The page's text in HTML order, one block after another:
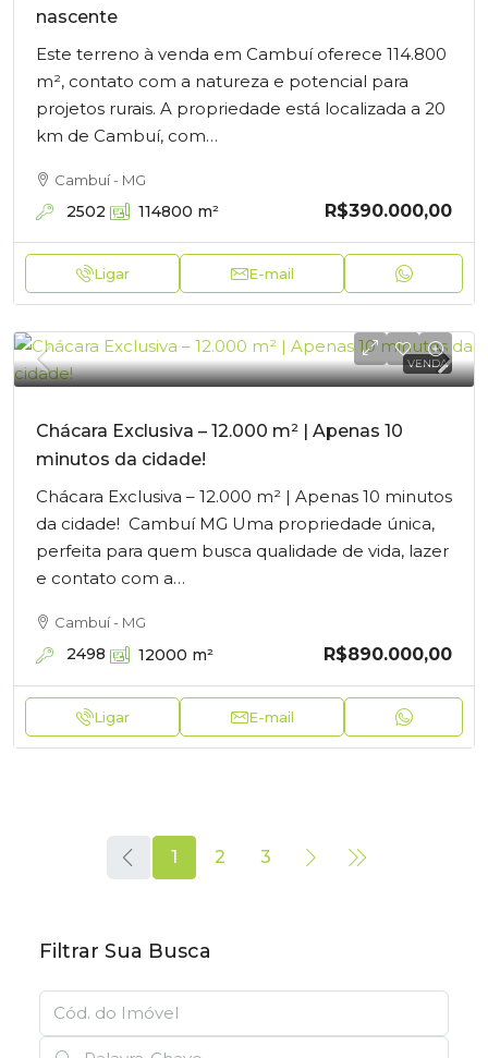
nascente
Este terreno à venda em Cambuí oferece 114.800
m², contato com a natureza e potencial para
projetos rurais. A propriedade está localizada a 20
km de Cambuí, com…
Cambuí - MG
2502 114800 m² R$390.000,00
Ligar E-mail
VENDA
Chácara Exclusiva – 12.000 m² | Apenas 10
minutos da cidade!
Chácara Exclusiva – 12.000 m² | Apenas 10 minutos
da cidade! Cambuí MG Uma propriedade única,
perfeita para quem busca qualidade de vida, lazer
e contato com a…
Cambuí - MG
2498 12000 m² R$890.000,00
Ligar E-mail
1 2 3
Filtrar Sua Busca